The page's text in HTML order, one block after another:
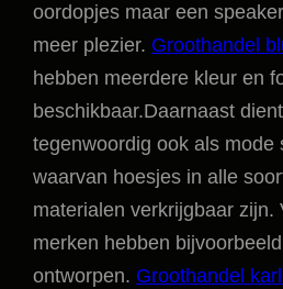
oordopjes maar een
meer plezier. Groothandel
hebben meerdere kleur en
beschikbaar.Daarnaast
tegenwoordig ook als mode
waarvan hoesjes in alle
materialen verkrijgbaar zijn.
merken hebben
ontworpen. Groothandel